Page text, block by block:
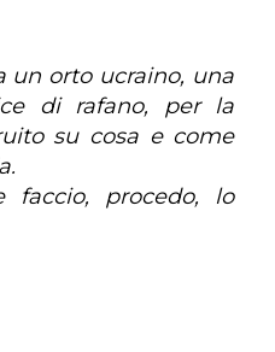
un orto ucraino, una
di rafano, per la
su cosa e come
faccio, procedo, lo